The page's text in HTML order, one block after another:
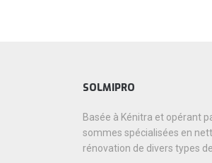
SOLMIPRO
Basée à Kénitra et opérant
sommes spécialisées en
rénovation de divers types